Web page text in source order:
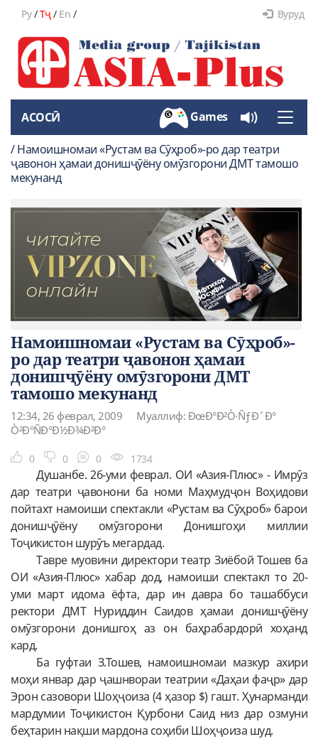
Ру/Тҷ/ En / Вуруд
Toggle
АСОСӢ Games
/ Намоишномаи «Рустам ва Сӯҳроб»-ро дар театри
ҷавонон ҳамаи донишҷӯёну омӯзгорони ДМТ тамошо
мекунанд
Намоишномаи «Рустам ва Сӯҳроб»-
ро дар театри ҷавонон ҳамаи
донишҷӯёну омӯзгорони ДМТ
тамошо мекунанд
12:34, 26 феврал, 2009
Муаллиф: ÐœÐ°Ð²Ò·ÑƒÐ´Ð°
Ò²Ð°ÑÐ°Ð½Ð¾Ð²Ð°
0 0 0 1734
Душанбе. 26-уми феврал. ОИ «Азия-Плюс» - Имрӯз
дар театри ҷавонони ба номи Маҳмудҷон Воҳидови
пойтахт намоиши спектакли «Рустам ва Сӯҳроб» барои
донишҷӯёну омӯзгорони Донишгоҳи миллии
Тоҷикистон шурӯъ мегардад.
Тавре муовини директори театр Зиёбой Тошев ба
ОИ «Азия-Плюс» хабар дод, намоиши спектакл то 20-
уми март идома ёфта, дар ин давра бо ташаббуси
ректори ДМТ Нуриддин Саидов ҳамаи донишҷӯёну
омӯзгорони донишгоҳ аз он баҳрабардорӣ хоҳанд
кард.
Ба гуфтаи З.Тошев, намоишномаи мазкур ахири
моҳи январ дар ҷашнвораи театрии «Даҳаи фаҷр» дар
Эрон сазовори Шоҳҷоиза (4 ҳазор $) гашт. Ҳунарманди
мардумии Тоҷикистон Қурбони Саид низ дар озмуни
беҳтарин нақши мардона соҳиби Шоҳҷоиза шуд.